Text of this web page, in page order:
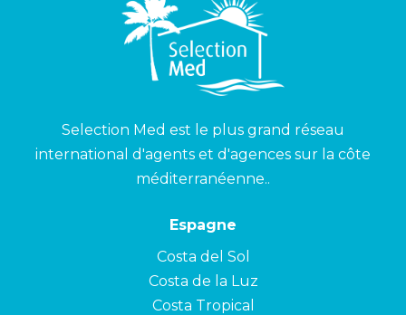
Selection Med est le plus grand réseau
international d'agents et d'agences sur la côte
méditerranéenne..
Espagne
Costa del Sol
Costa de la Luz
Costa Tropical